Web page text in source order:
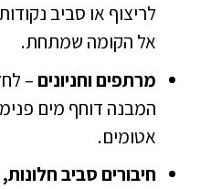
לריצוף או סביב
אל הקומה שמתחת.
מרתפים וחניונים–
המבנה דוחף מים
אטומים.
חיבורים סביב